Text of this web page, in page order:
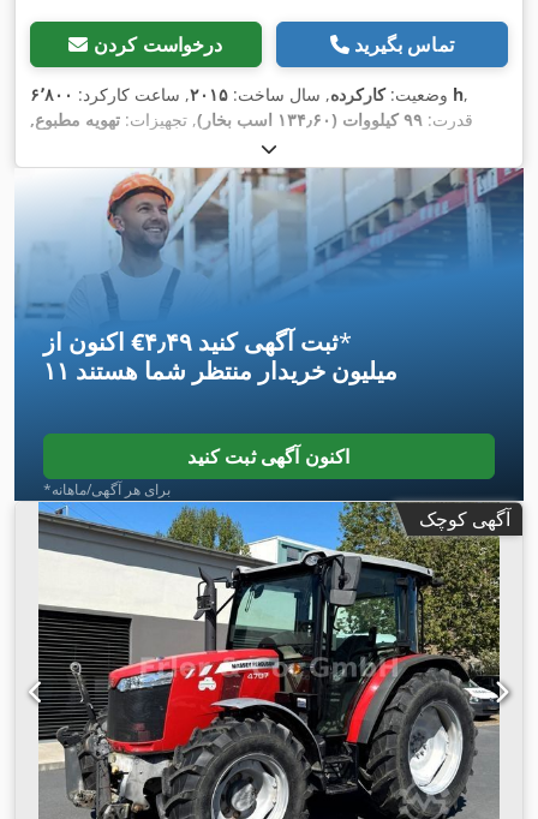
درخواست کردن تماس بگیرید
وضعیت:کارکرده, سال ساخت: ۲۰۱۵, ساعت کارکرد: ۶٬۸۰۰ h,
قدرت: ۹۹ کیلووات (۱۳۴٫۶۰ اسب بخار) , تجهیزات: تهویه مطبوع,
اکنون از ‎€۴٫۴۹ ثبت آگهی کنید*
۱۱ میلیون خریدار منتظر شما هستند
اکنون آگهی ثبت کنید
*برای هر آگهی/ماهانه
آگهی کوچک